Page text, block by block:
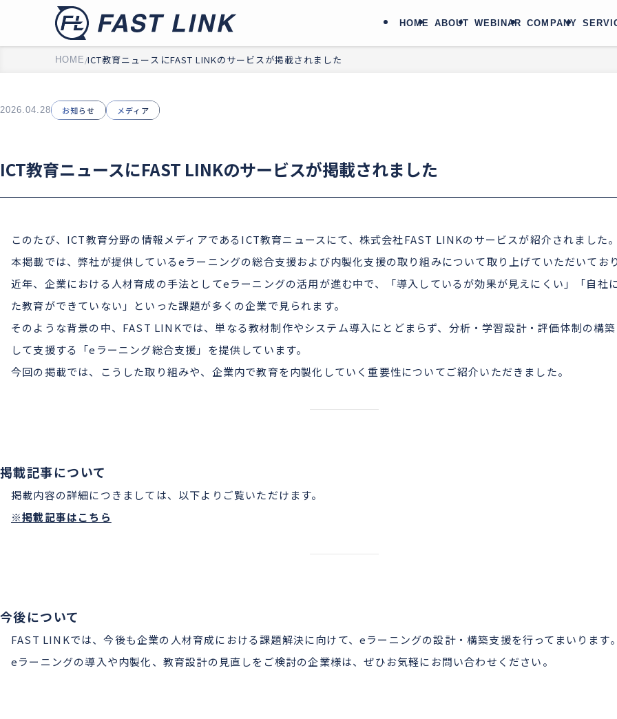
HOME ABOUT WEBINAR COMPANY
HOME ICT教育ニュースにFAST LINKのサービスが掲載されました
ICT教育ニュースにFAST LINKのサービスが掲載されました
お知らせ メディア
2026.04.28
このたび、ICT教育分野の情報メディアであるICT教育ニュースにて、株式会社FAST LINKのサービスが紹介されました
本掲載では、弊社が提供しているeラーニングの総合支援および内製化支援の取り組みについて取り上げていただいてお
近年、企業における人材育成の手法としてeラーニングの活用が進む中で、「導入しているが効果が見えにくい」「自社
た教育ができていない」といった課題が多くの企業で見られます。
そのような背景の中、FAST LINKでは、単なる教材制作やシステム導入にとどまらず、分析・学習設計・評価体制の構
して支援する「eラーニング総合支援」を提供しています。
今回の掲載では、こうした取り組みや、企業内で教育を内製化していく重要性についてご紹介いただきました。
掲載記事について
掲載内容の詳細につきましては、以下よりご覧いただけます。
※掲載記事はこちら
今後について
FAST LINKでは、今後も企業の人材育成における課題解決に向けて、eラーニングの設計・構築支援を行ってまいります
eラーニングの導入や内製化、教育設計の見直しをご検討の企業様は、ぜひお気軽にお問い合わせください。